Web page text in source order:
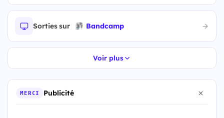
Sorties sur Bandcamp
Voir plus
MERCI Publicité